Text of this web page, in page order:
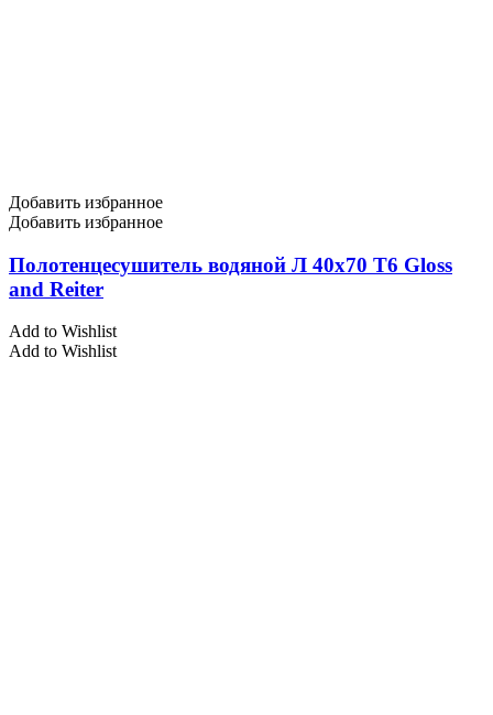
Добавить избранное
Добавить избранное
Полотенцесушитель водяной Л 40х70 Т6 Gloss
and Reiter
Add to Wishlist
Add to Wishlist